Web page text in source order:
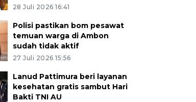
28 Juli 2026 16:41
Polisi pastikan bom pesawat
temuan warga di Ambon
sudah tidak aktif
27 Juli 2026 15:56
Lanud Pattimura beri layanan
kesehatan gratis sambut Hari
Bakti TNI AU